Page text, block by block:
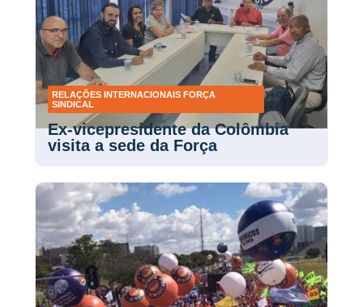
RELAÇÕES INTERNACIONAIS FORÇA
SINDICAL
14 DEZ
2023
Ex-vicepresidente da Colômbia
visita a sede da Força